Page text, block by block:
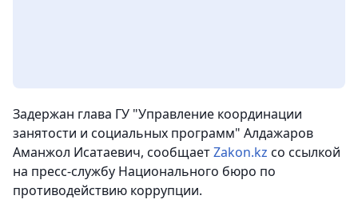
Задержан глава ГУ "Управление координации
занятости и социальных программ" Алдажаров
Аманжол Исатаевич, сообщаетZakon.kz со ссылкой
на пресс-службу Национального бюро по
противодействию коррупции.